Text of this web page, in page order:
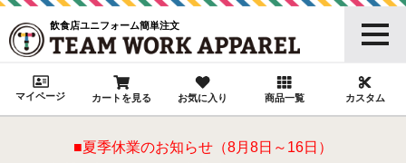
飲食店ユニフォーム簡単注文
マイページ カートを見る お気に入り 商品一覧 カスタム
■夏季休業のお知らせ（8月8日～16日）